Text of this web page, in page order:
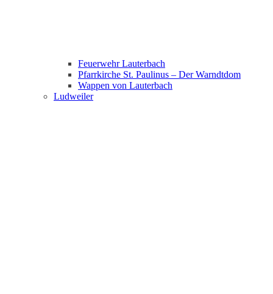
Feuerwehr Lauterbach
Pfarrkirche St. Paulinus – Der Warndtdom
Wappen von Lauterbach
Ludweiler